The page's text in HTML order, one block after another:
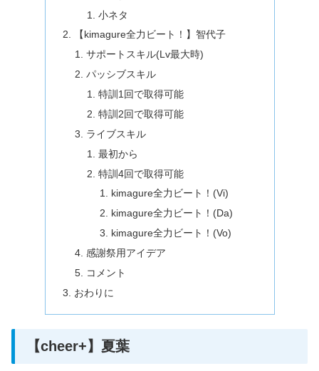
小ネタ
【kimagure全力ビート！】智代子
サポートスキル(Lv最大時)
パッシブスキル
特訓1回で取得可能
特訓2回で取得可能
ライブスキル
最初から
特訓4回で取得可能
kimagure全力ビート！(Vi)
kimagure全力ビート！(Da)
kimagure全力ビート！(Vo)
感謝祭用アイデア
コメント
おわりに
【cheer+】夏葉